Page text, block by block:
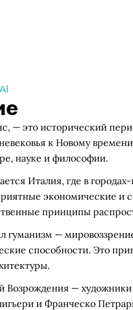
— это исторический
к Новому
науке и философии.
Италия, где в
экономические и
принципы
гуманизм —
способности. Это
Возрождения —
и Франческо